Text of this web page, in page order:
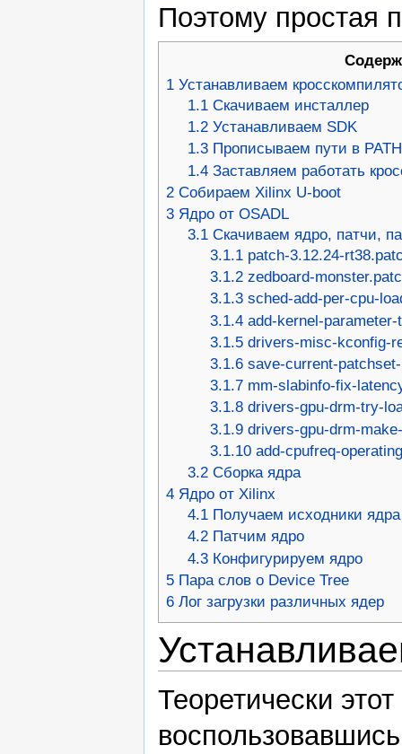
Поэтому простая
1 Устанавливаем
1.1 Скачиваем инсталлер
1.2 Устанавливаем SDK
1.3 Прописываем пути в PATH
1.4 Заставляем работать
2 Собираем Xilinx U-boot
3 Ядро от OSADL
3.1 Скачиваем ядро, патчи,
3.1.1 patch-3.12.24-
3.1.2 zedboard-
3.1.3 sched-add-per-cpu-
3.1.4 add-kernel-
3.1.5 drivers-misc-kconfig-
3.1.6 save-current-
3.1.7 mm-slabinfo-fix-
3.1.8 drivers-gpu-drm-try-
3.1.9 drivers-gpu-drm-
3.1.10 add-cpufreq-
3.2 Сборка ядра
4 Ядро от Xilinx
4.1 Получаем исходники ядра
4.2 Патчим ядро
4.3 Конфигурируем ядро
5 Пара слов о Device Tree
6 Лог загрузки различных ядер
Теоретически